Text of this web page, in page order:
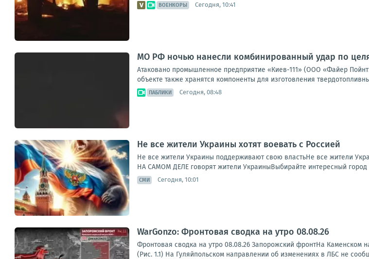
ВОЕНКОРЫ Сегодня, 10:41
МО РФ ночью нанесли комбинированный удар по
Атаковано промышленное предприятие «Киев-111» (ООО «Файер
объекте также хранятся компоненты для изготовления
ПАБЛИКИ Сегодня, 08:48
Не все жители Украины хотят воевать с Россией
Не все жители Украины поддерживают свою властьНе все жители
НА САМОМ ДЕЛЕ говорят жители УкраиныВыбирайте интересный город
СМИ Сегодня, 10:01
WarGonzo: Фронтовая сводка на утро 08.08.26
Фронтовая сводка на утро 08.08.26 Запорожский фронтНа
(Рис. 1.1) На Гуляйпольском направлении об изменениях в ЛБС не